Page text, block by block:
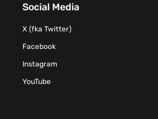
Social Media
X (fka Twitter)
Facebook
Instagram
YouTube